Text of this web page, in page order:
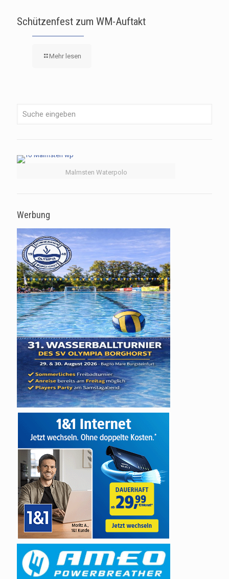
Schützenfest zum WM-Auftakt
Mehr lesen
Malmsten Waterpolo
Werbung